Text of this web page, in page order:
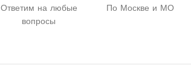
Ответим на любые
вопросы
По Москве и МО